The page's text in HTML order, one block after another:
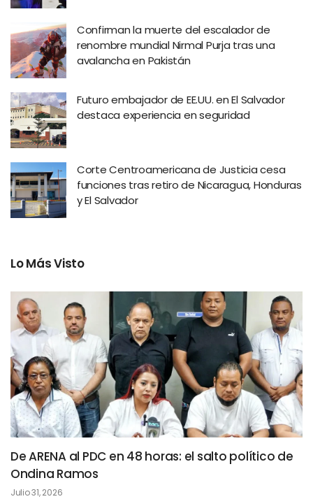
Confirman la muerte del escalador de
renombre mundial Nirmal Purja tras una
avalancha en Pakistán
Futuro embajador de EE.UU. en El Salvador
destaca experiencia en seguridad
Corte Centroamericana de Justicia cesa
funciones tras retiro de Nicaragua, Honduras
y El Salvador
Lo Más Visto
De ARENA al PDC en 48 horas: el salto político de
Ondina Ramos
Julio 31, 2026